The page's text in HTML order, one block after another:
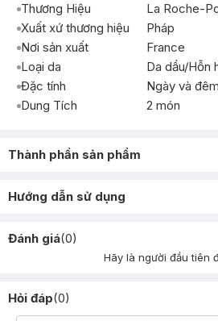
Thương Hiệu
La Roche-
Xuất xứ thương hiệu
Pháp
Nơi sản xuất
France
Loại da
Da dầu/Hỗn
Đặc tính
Ngày và đêm
Dung Tích
2 món
Thành phần sản phẩm
Hướng dẫn sử dụng
Đánh giá(0)
Hãy là người đầu tiên
Hỏi đáp(0)